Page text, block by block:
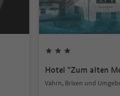
Hotel "Zum alten
Vahrn, Brixen und